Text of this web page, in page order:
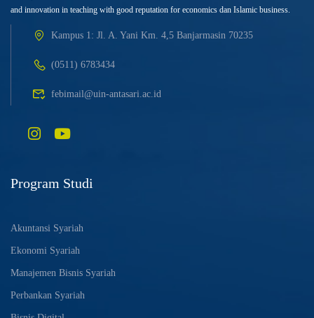
and innovation in teaching with good reputation for economics dan Islamic business.
Kampus 1: Jl. A. Yani Km. 4,5 Banjarmasin 70235
(0511) 6783434
febimail@uin-antasari.ac.id
Program Studi
Akuntansi Syariah
Ekonomi Syariah
Manajemen Bisnis Syariah
Perbankan Syariah